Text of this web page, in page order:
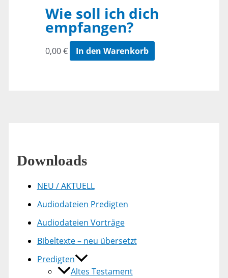
Wie soll ich dich
empfangen?
0,00€ In den Warenkorb
Downloads
NEU / AKTUELL
Audiodateien Predigten
Audiodateien Vorträge
Bibeltexte – neu übersetzt
Predigten
Altes Testament